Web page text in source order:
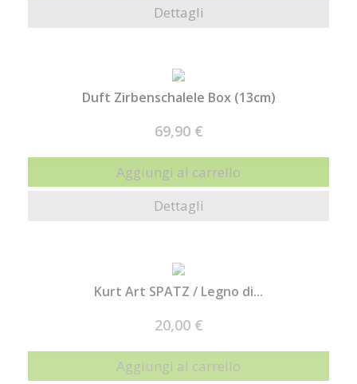
Dettagli
Duft Zirbenschalele Box (13cm)
69,90 €
Aggiungi al carrello
Dettagli
Kurt Art SPATZ / Legno di...
20,00 €
Aggiungi al carrello